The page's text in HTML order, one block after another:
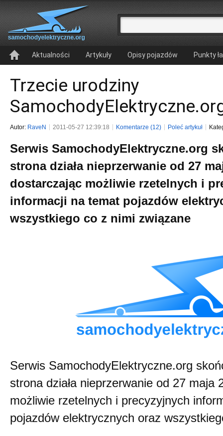
Aktualności Artykuły Opisy pojazdów Punkty
Trzecie urodziny
Autor: RaveN 2011-05-27 12:39:18 Komentarze (12) Poleć artykuł
Serwis SamochodyElektryczne.org
strona działa nieprzerwanie od 27
dostarczając możliwie rzetelnych i
informacji na temat pojazdów
wszystkiego co z nimi związane
Serwis SamochodyElektryczne.org
strona działa nieprzerwanie od 27 maja
możliwie rzetelnych i precyzyjnych
pojazdów elektrycznych oraz